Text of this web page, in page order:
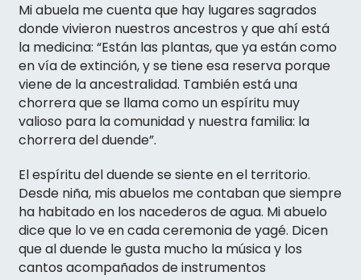
Mi abuela me cuenta que hay lugares sagrados
donde vivieron nuestros ancestros y que ahí está
la medicina: “Están las plantas, que ya están como
en vía de extinción, y se tiene esa reserva porque
viene de la ancestralidad. También está una
chorrera que se llama como un espíritu muy
valioso para la comunidad y nuestra familia: la
chorrera del duende”.
El espíritu del duende se siente en el territorio.
Desde niña, mis abuelos me contaban que siempre
ha habitado en los nacederos de agua. Mi abuelo
dice que lo ve en cada ceremonia de yagé. Dicen
que al duende le gusta mucho la música y los
cantos acompañados de instrumentos